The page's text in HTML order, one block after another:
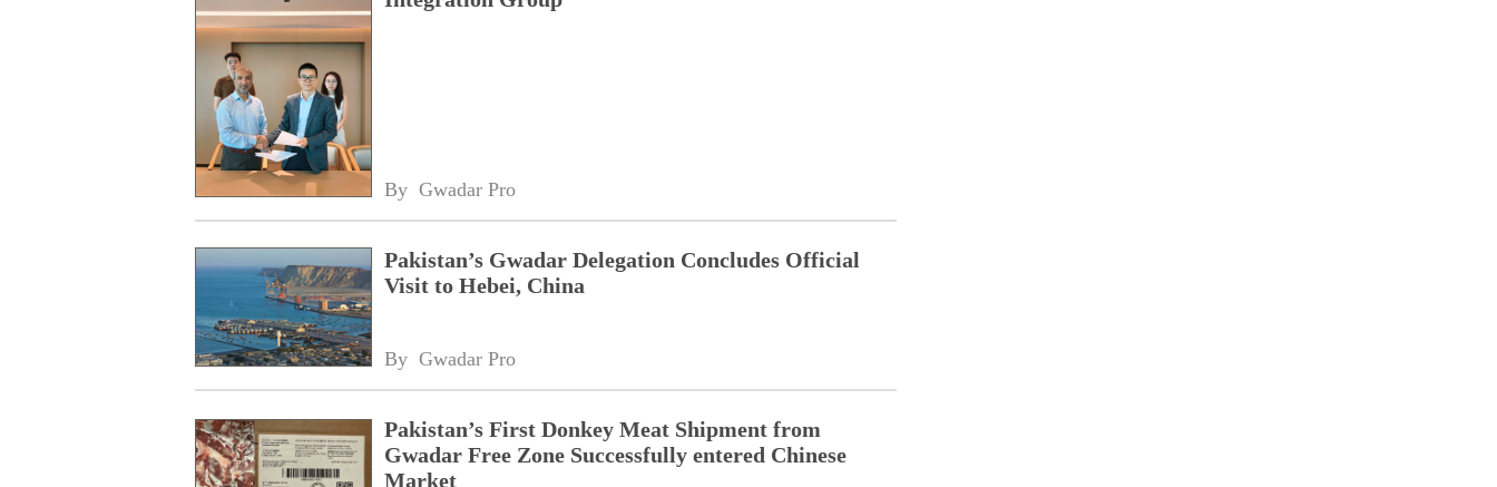
By Gwadar Pro
Pakistan’s Gwadar Delegation Concludes Official
Visit to Hebei, China
By Gwadar Pro
Pakistan’s First Donkey Meat Shipment from
Gwadar Free Zone Successfully entered Chinese
Market